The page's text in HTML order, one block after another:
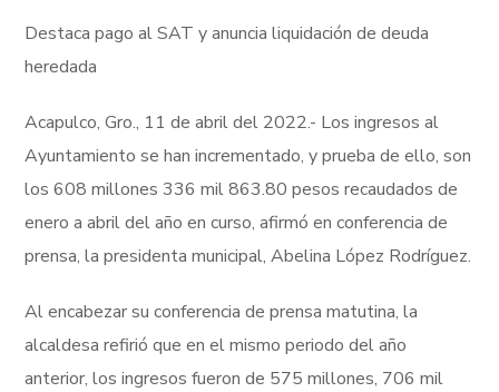
Destaca pago al SAT y anuncia liquidación de deuda
heredada
Acapulco, Gro., 11 de abril del 2022.- Los ingresos al
Ayuntamiento se han incrementado, y prueba de ello, son
los 608 millones 336 mil 863.80 pesos recaudados de
enero a abril del año en curso, afirmó en conferencia de
prensa, la presidenta municipal, Abelina López Rodríguez.
Al encabezar su conferencia de prensa matutina, la
alcaldesa refirió que en el mismo periodo del año
anterior, los ingresos fueron de 575 millones, 706 mil